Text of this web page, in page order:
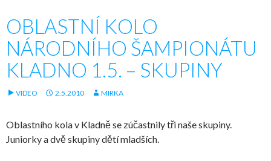
OBLASTNÍ KOLO
NÁRODNÍHO ŠAMPIONÁTU
KLADNO 1.5. – SKUPINY
VIDEO 2.5.2010 MIRKA
Oblastního kola v Kladně se zúčastnily tři naše skupiny.
Juniorky a dvě skupiny dětí mladších.